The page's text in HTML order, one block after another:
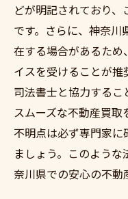
どが明記されており
です。さらに、神奈
在する場合があるた
イスを受けることが
司法書士と協力するこ
スムーズな不動産買取
不明点は必ず専門家
ましょう。このよう
奈川県での安心の不動